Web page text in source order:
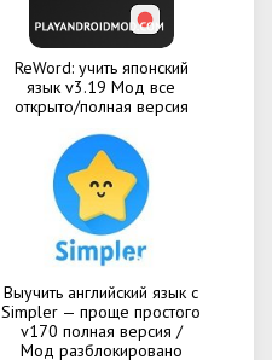
ReWord: учить японский
язык v3.19 Мод все
открыто/полная версия
Выучить английский язык с
Simpler — проще простого
v170 полная версия /
Мод разблокировано